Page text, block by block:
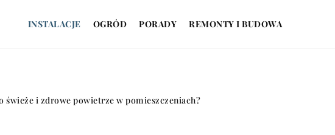
INSTALACJE OGRÓD PORADY REMONTY I BUDOWA
świeże i zdrowe powietrze w pomieszczeniach?